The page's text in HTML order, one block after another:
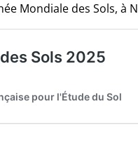
Mondiale des Sols, à